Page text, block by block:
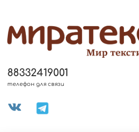
88332419001
телефон для связи